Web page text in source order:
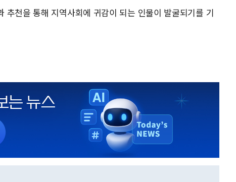
천을 통해 지역사회에 귀감이 되는 인물이 발굴되기를 기